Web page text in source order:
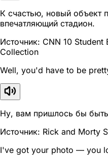
К счастью, новый объект
впечатляющий стадион.
Источник: CNN 10
Collection
Well, you'd have to be
Ну, вам пришлось бы
Источник: Rick and Morty
I've got your photo — you